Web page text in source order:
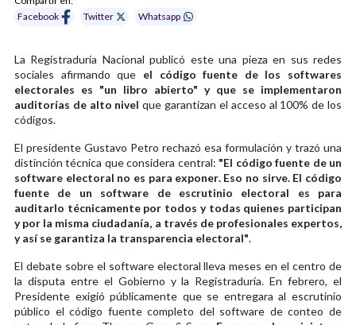
Facebook
Twitter Whatsapp
La Registraduría Nacional publicó este una pieza en sus redes
sociales afirmando que el código fuente de los softwares
electorales es "un libro abierto" y que se implementaron
auditorías de alto nivel que garantizan el acceso al 100% de los
códigos.
El presidente Gustavo Petro rechazó esa formulación y trazó una
distinción técnica que considera central: "El código fuente de un
software electoral no es para exponer. Eso no sirve. El código
fuente de un software de escrutinio electoral es para
auditarlo técnicamente por todos y todas quienes participan
y por la misma ciudadanía, a través de profesionales expertos,
y así se garantiza la transparencia electoral".
El debate sobre el software electoral lleva meses en el centro de
la disputa entre el Gobierno y la Registraduría. En febrero, el
Presidente exigió públicamente que se entregara al escrutinio
público el código fuente completo del software de conteo de